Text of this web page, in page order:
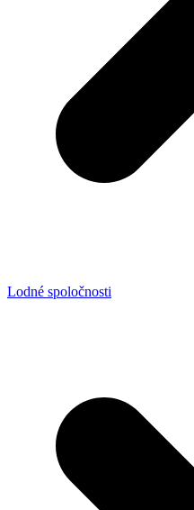
Lodné spoločnosti